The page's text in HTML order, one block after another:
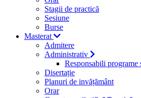
Stagii de practică
Sesiune
Burse
Masterat
Admitere
Administrativ
Responsabili programe
Disertație
Planuri de invățământ
Orar